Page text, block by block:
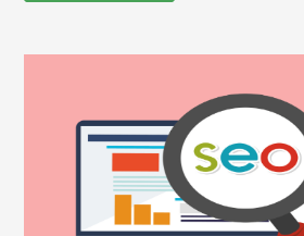
сервисов. Как правильно